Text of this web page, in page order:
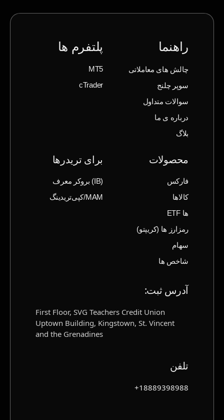
راهنما
چالش های معاملاتی
سوپر چلنج
سوالات متداول
درباره ی ما
بلاگ
پلتفرم ها
MT5
cTrader
محصولات
فارکس
کالاها
ها ETF
رمزارز ها (‌کریپتو)
سهام
شاخص ها
برای تریدرها
(IB) بروکر معرف
MAM/کپی‌تریدینگ
آدرس ثبت‌:
First Floor, SVG Teachers Credit Union
Uptown Building, Kingstown, St. Vincent
and the Grenadines
تلفن
18889398988+